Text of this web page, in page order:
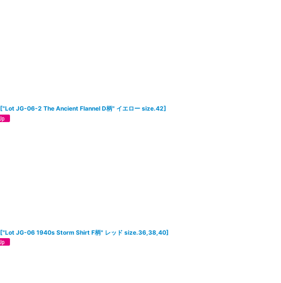
["Lot JG-06-2 The Ancient Flannel D柄" イエロー size.42]
["Lot JG-06 1940s Storm Shirt F柄" レッド size.36,38,40]